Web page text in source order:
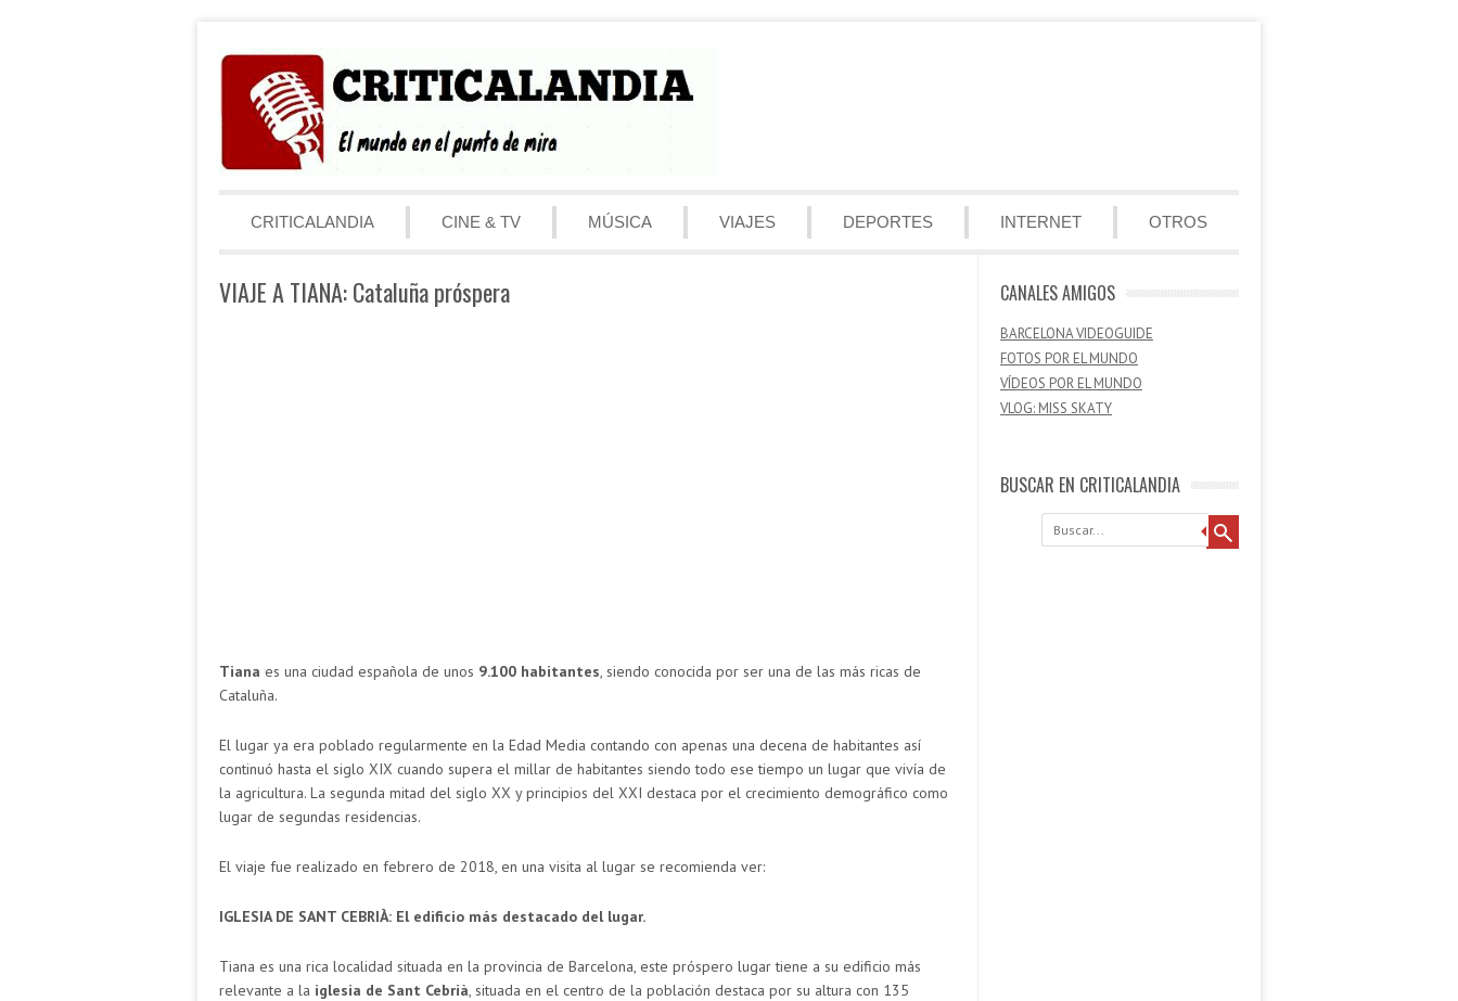
Menú
CRITICALANDIA
CINE & TV MÚSICA VIAJES DEPORTES INTERNET OTROS
VIAJE A TIANA: Cataluña próspera
Tiana es una ciudad española de unos 9.100 habitantes, siendo conocida por ser una de las más ricas de
Cataluña.
El lugar ya era poblado regularmente en la Edad Media contando con apenas una decena de habitantes así
continuó hasta el siglo XIX cuando supera el millar de habitantes siendo todo ese tiempo un lugar que vivía de
la agricultura. La segunda mitad del siglo XX y principios del XXI destaca por el crecimiento demográfico como
lugar de segundas residencias.
El viaje fue realizado en febrero de 2018, en una visita al lugar se recomienda ver:
IGLESIA DE SANT CEBRIÀ: El edificio más destacado del lugar.
Tiana es una rica localidad situada en la provincia de Barcelona, este próspero lugar tiene a su edificio más
relevante a la iglesia de Sant Cebrià, situada en el centro de la población destaca por su altura con 135
CANALES AMIGOS
BARCELONA VIDEOGUIDE
FOTOS POR EL MUNDO
VÍDEOS POR EL MUNDO
VLOG: MISS SKATY
BUSCAR EN CRITICALANDIA
Buscar